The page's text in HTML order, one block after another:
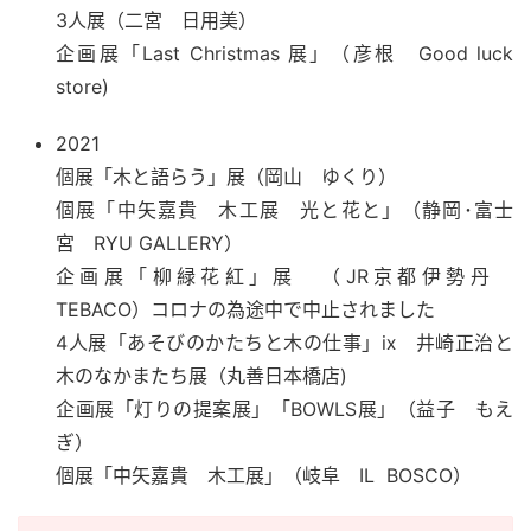
3人展（二宮 日用美）
企画展「Last Christmas 展」（彦根 Good luck
store)
2021
個展「木と語らう」展（岡山 ゆくり）​
個展「中矢嘉貴 木工展 光と花と」（静岡･富士
宮 RYU GALLERY）
企画展「柳緑花紅」展 （JR京都伊勢丹
TEBACO）コロナの為途中で中止されました
4人展「あそびのかたちと木の仕事」ⅸ 井崎正治と
木のなかまたち展（丸善日本橋店)
企画展「灯りの提案展」「BOWLS展」
（益子 もえ
ぎ）
個展「中矢嘉貴 木工展」（岐阜 IL BOSCO）